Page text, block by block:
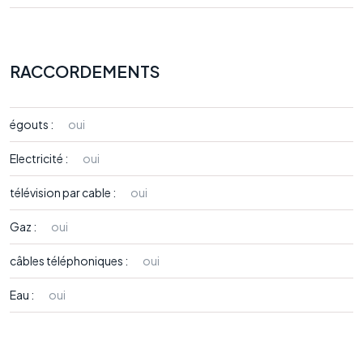
RACCORDEMENTS
égouts : oui
Electricité : oui
télévision par cable : oui
Gaz : oui
câbles téléphoniques : oui
Eau : oui